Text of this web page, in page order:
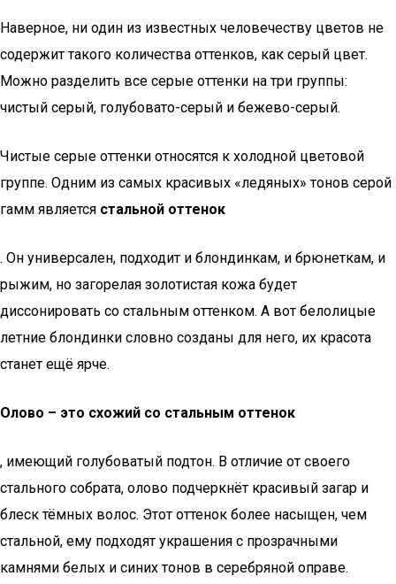
Наверное, ни один из известных человечеству цветов не
содержит такого количества оттенков, как серый цвет.
Можно разделить все серые оттенки на три группы:
чистый серый, голубовато-серый и бежево-серый.
Чистые серые оттенки относятся к холодной цветовой
группе. Одним из самых красивых «ледяных» тонов серой
гамм является стальной оттенок
. Он универсален, подходит и блондинкам, и брюнеткам, и
рыжим, но загорелая золотистая кожа будет
диссонировать со стальным оттенком. А вот белолицые
летние блондинки словно созданы для него, их красота
станет ещё ярче.
Олово – это схожий со стальным оттенок
, имеющий голубоватый подтон. В отличие от своего
стального собрата, олово подчеркнёт красивый загар и
блеск тёмных волос. Этот оттенок более насыщен, чем
стальной, ему подходят украшения с прозрачными
камнями белых и синих тонов в серебряной оправе.